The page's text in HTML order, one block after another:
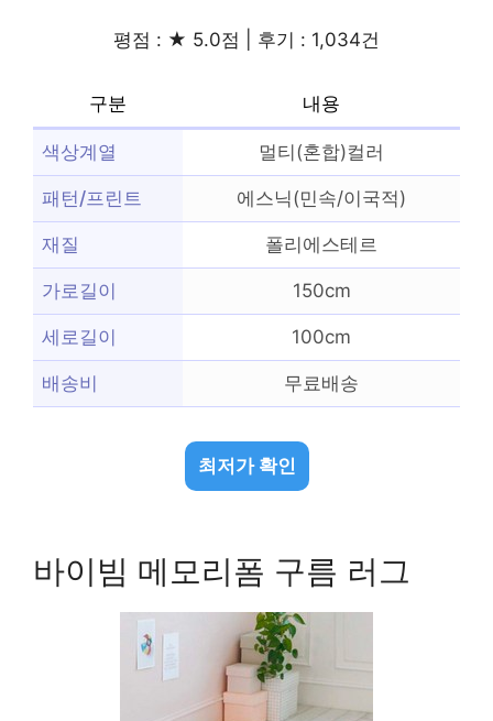
평점 : ★ 5.0점 | 후기 : 1,034건
구분 내용
색상계열 멀티(혼합)컬러
패턴/프린트 에스닉(민속/이국적)
재질 폴리에스테르
가로길이 150cm
세로길이 100cm
배송비 무료배송
최저가 확인
바이빔 메모리폼 구름 러그